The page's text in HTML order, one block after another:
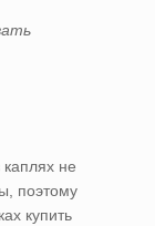
не
поэтому
купить